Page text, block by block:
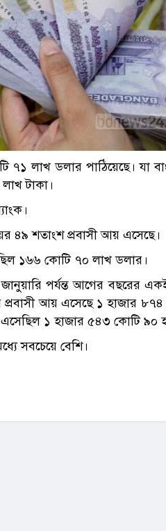
৭১ লাখ ডলার পাঠিয়েছে। যা
টাকা।
৪৯ শতাংশ প্রবাসী আয় এসেছে।
১৬৬ কোটি ৭০ লাখ ডলার।
পর্যন্ত আগের বছরের
আয় এসেছে ১ হাজার
১ হাজার ৫৪৩ কোটি ৯০
সবচেয়ে বেশি।